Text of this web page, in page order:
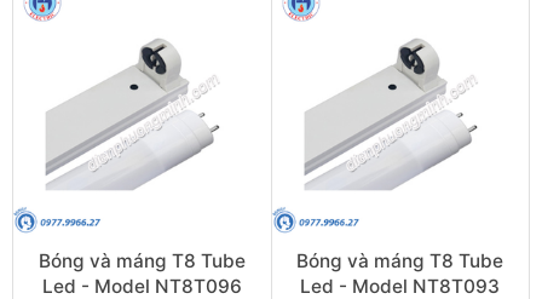
Bóng và máng T8 Tube
Led - Model NT8T096
Bóng và máng T8 Tube
Led - Model NT8T093